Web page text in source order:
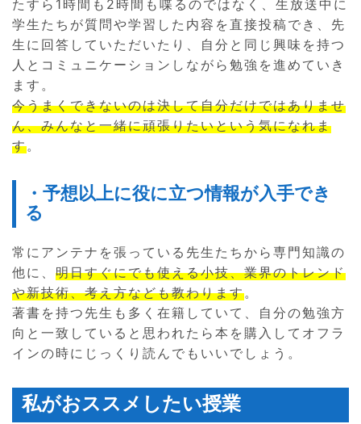
たすら1時間も2時間も喋るのではなく、生放送中に
学生たちが質問や学習した内容を直接投稿でき、先
生に回答していただいたり、自分と同じ興味を持つ
人とコミュニケーションしながら勉強を進めていき
ます。
今うまくできないのは決して自分だけではありませ
ん、みんなと一緒に頑張りたいという気になれま
す。
・予想以上に役に立つ情報が入手でき
る
常にアンテナを張っている先生たちから専門知識の
他に、 明日すぐにでも使える小技、業界のトレンド
や新技術、考え方なども教わります。
著書を持つ先生も多く在籍していて、自分の勉強方
向と一致していると思われたら本を購入してオフラ
インの時にじっくり読んでもいいでしょう。
私がおススメしたい授業